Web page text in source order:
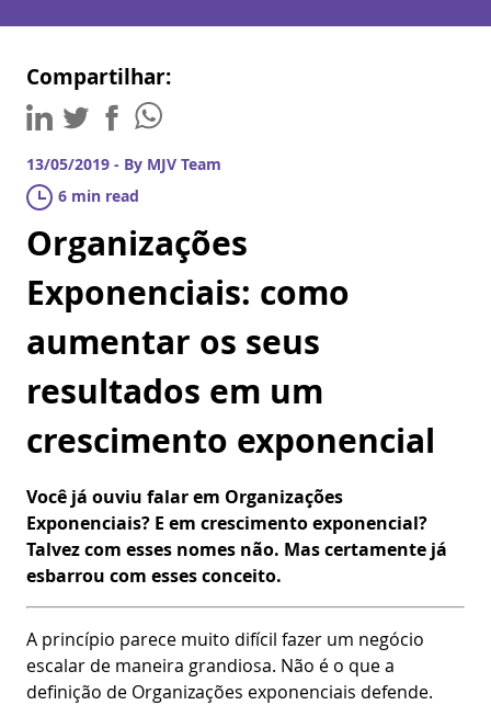
Compartilhar:
13/05/2019 - By MJV Team
6 min read
Organizações
Exponenciais: como
aumentar os seus
resultados em um
crescimento exponencial
Você já ouviu falar em Organizações
Exponenciais? E em crescimento exponencial?
Talvez com esses nomes não. Mas certamente já
esbarrou com esses conceito.
A princípio parece muito difícil fazer um negócio
escalar de maneira grandiosa. Não é o que a
definição de Organizações exponenciais defende.